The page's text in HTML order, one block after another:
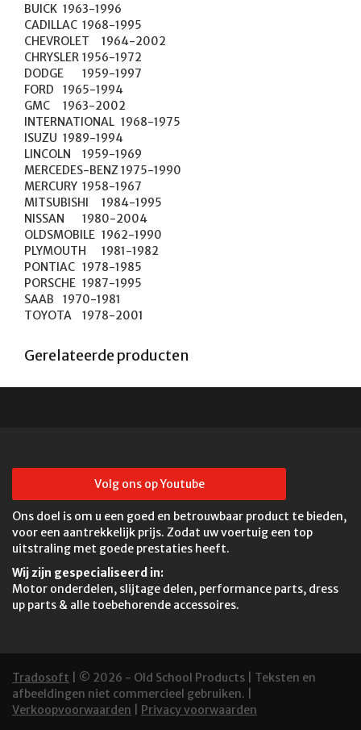
BUICK	1963-1996
CADILLAC	1968-1995
CHEVROLET	1964-2002
CHRYSLER	1956-1972
DODGE	1959-1997
FORD	1965-1994
GMC	1963-2002
INTERNATIONAL	1968-1975
ISUZU	1989-1994
LINCOLN	1959-1969
MERCEDES-BENZ	1975-1990
MERCURY	1958-1967
MITSUBISHI	1984-1995
NISSAN	1980-2004
OLDSMOBILE	1962-1990
PLYMOUTH	1981-1982
PONTIAC	1978-1985
PORSCHE	1987-1995
SAAB	1970-1981
TOYOTA	1978-2001
Gerelateerde producten
Volg ons op Youtube
Ons doel is om u een goed en betrouwbaar product te bieden,
voor een aantrekkelijk prijs. Zodat uw voertuig een top
uitstraling met goede prestaties heeft.
Wij zijn gespecialiseerd in:
Motor onderdelen, slijtage delen, performance parts, dress
up parts & alle toebehorende accessoires.
Tradosoft | © 2026 - Old School Products | Teksten en
afbeeldingen niet commercieel gebruiken. |
Verkoopvoorwaarden
Privacy voorwaarden